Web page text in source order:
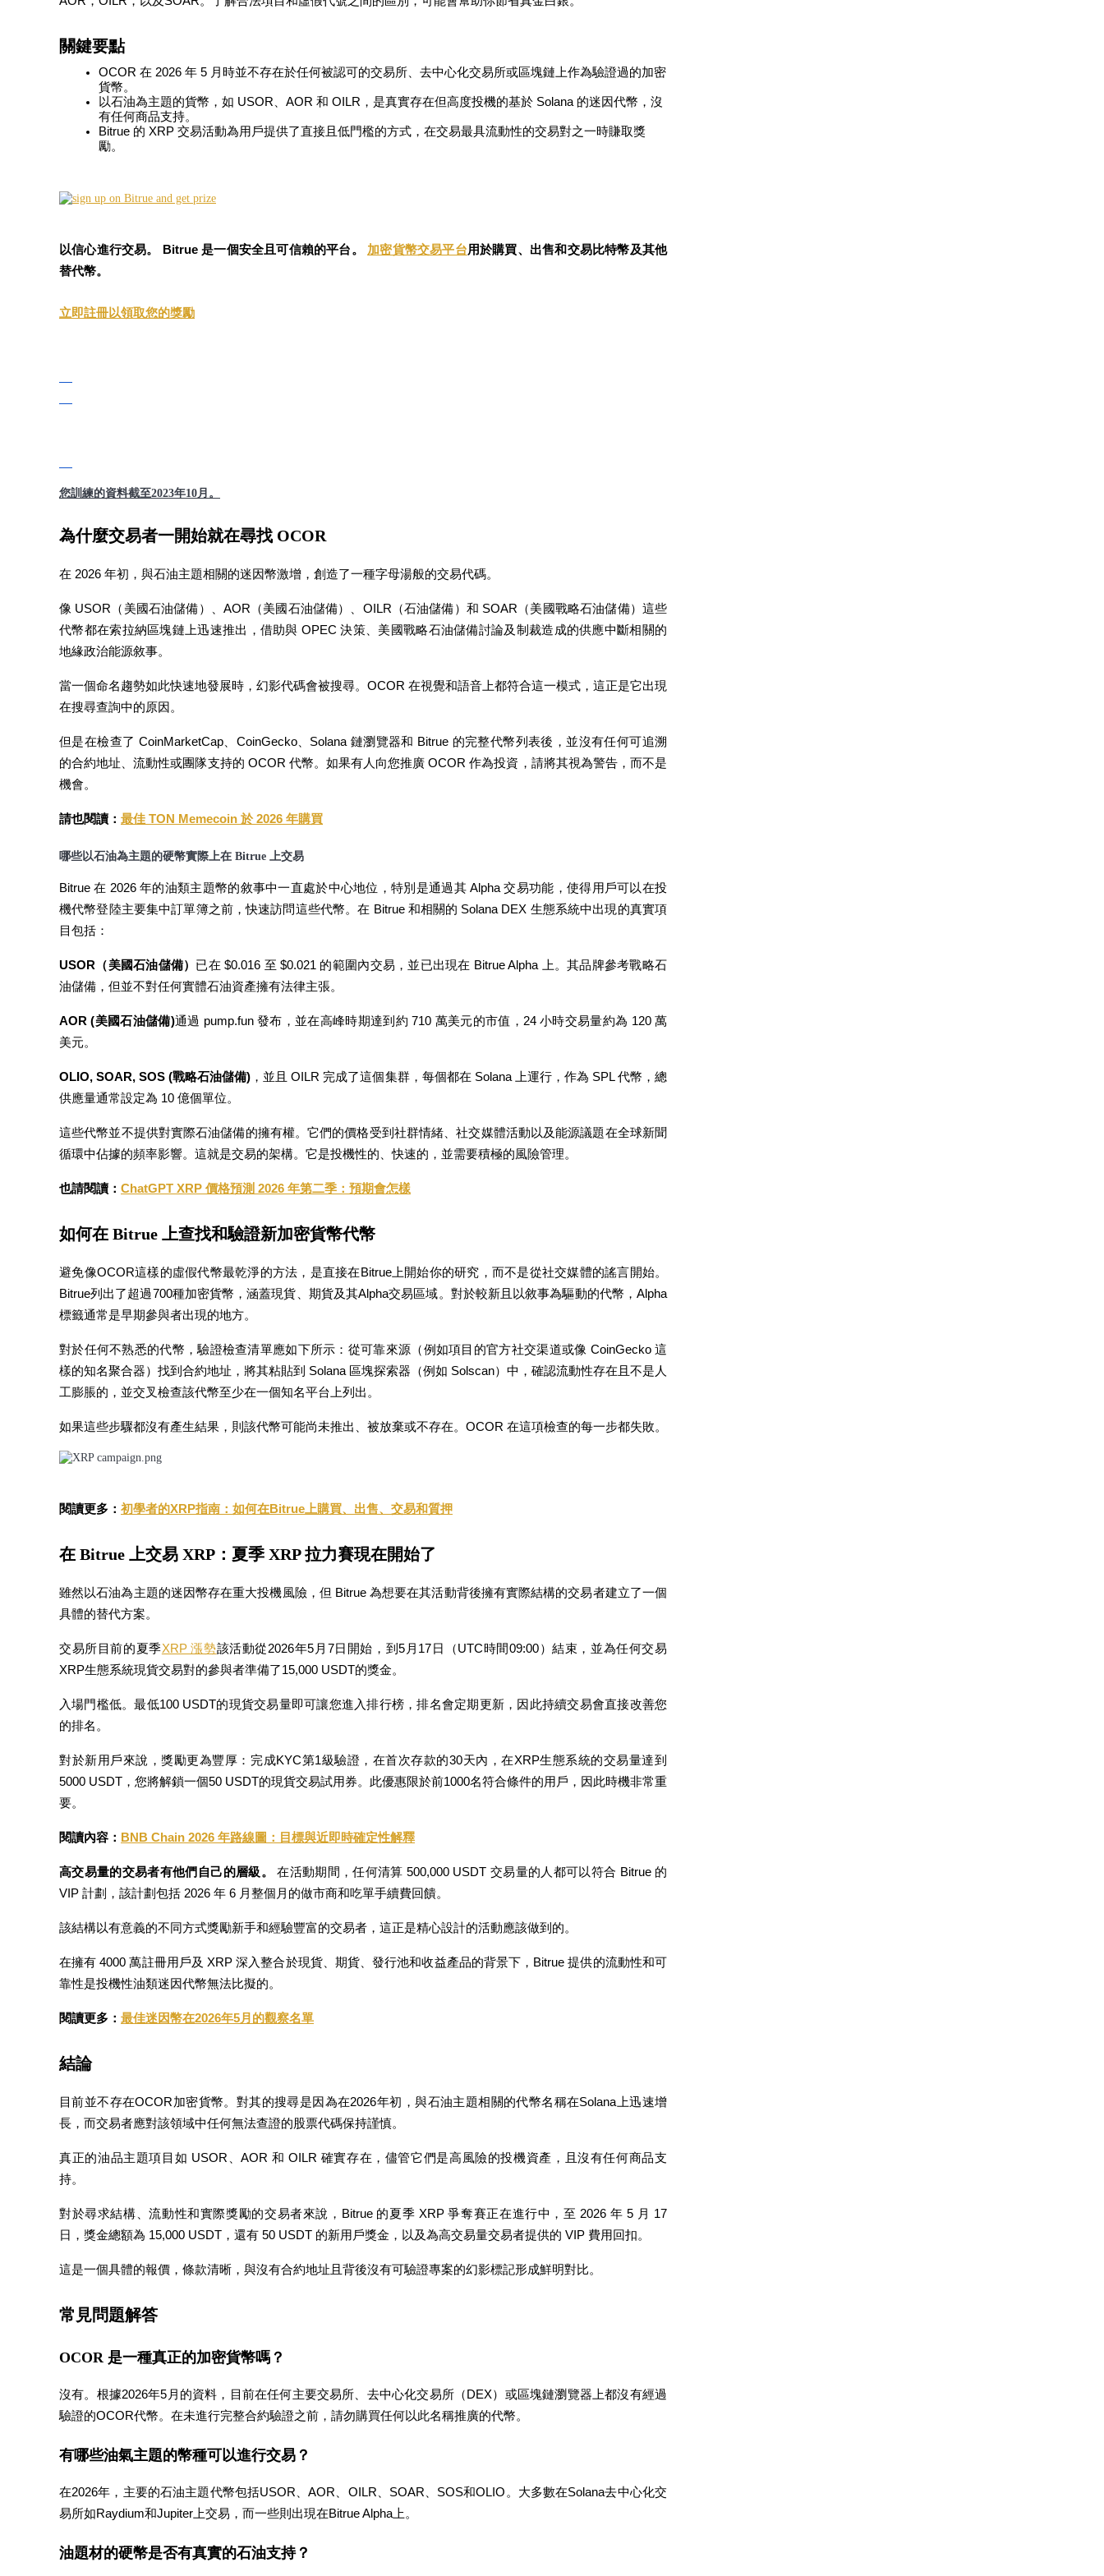
幣本位永續
以數字貨幣為保證金的永續合約
USDC永續
與頂尖交易專家同行
成為跟單交易員
坐享盈利分成和跟單分傭
合約資訊
包含交易情況等的大數據分析
合約指南
交易策略
學習如何保持盈利
增值寶
使您的資產穩定增值
機槍池
一鍵質押鎖定高收益
Launchpool
活期質押獲得熱門資產
輕鬆獲得多重福利
借貸數字貨幣，及時且安全的服務
關鍵要點
OCOR 在 2026 年 5 月時並不存在於任何被認可的交易所、去中心化交易所或區塊鏈上作為驗證過的加密
貨幣。
以石油為主題的貨幣，如 USOR、AOR 和 OILR，是真實存在但高度投機的基於 Solana 的迷因代幣，沒
有任何商品支持。
Bitrue 的 XRP 交易活動為用戶提供了直接且低門檻的方式，在交易最具流動性的交易對之一時賺取獎
勵。
以信心進行交易。 Bitrue 是一個安全且可信賴的平台。 加密貨幣交易平台用於購買、出售和交易比特幣及其他
替代幣。
立即註冊以領取您的獎勵
您訓練的資料截至2023年10月。
為什麼交易者一開始就在尋找 OCOR
在 2026 年初，與石油主題相關的迷因幣激增，創造了一種字母湯般的交易代碼。
像 USOR（美國石油儲備）、AOR（美國石油儲備）、OILR（石油儲備）和 SOAR（美國戰略石油儲備）這些
代幣都在索拉納區塊鏈上迅速推出，借助與 OPEC 決策、美國戰略石油儲備討論及制裁造成的供應中斷相關的
地緣政治能源敘事。
當一個命名趨勢如此快速地發展時，幻影代碼會被搜尋。OCOR 在視覺和語音上都符合這一模式，這正是它出現
在搜尋查詢中的原因。
但是在檢查了 CoinMarketCap、CoinGecko、Solana 鏈瀏覽器和 Bitrue 的完整代幣列表後，並沒有任何可追溯
的合約地址、流動性或團隊支持的 OCOR 代幣。如果有人向您推廣 OCOR 作為投資，請將其視為警告，而不是
機會。
請也閱讀： 最佳 TON Memecoin 於 2026 年購買
哪些以石油為主題的硬幣實際上在 Bitrue 上交易
Bitrue 在 2026 年的油類主題幣的敘事中一直處於中心地位，特別是通過其 Alpha 交易功能，使得用戶可以在投
機代幣登陸主要集中訂單簿之前，快速訪問這些代幣。在 Bitrue 和相關的 Solana DEX 生態系統中出現的真實項
目包括：
USOR（美國石油儲備） 已在 $0.016 至 $0.021 的範圍內交易，並已出現在 Bitrue Alpha 上。其品牌參考戰略石
油儲備，但並不對任何實體石油資產擁有法律主張。
AOR (美國石油儲備)通過 pump.fun 發布，並在高峰時期達到約 710 萬美元的市值，24 小時交易量約為 120 萬
美元。
OLIO, SOAR, SOS (戰略石油儲備) ，並且 OILR 完成了這個集群，每個都在 Solana 上運行，作為 SPL 代幣，總
供應量通常設定為 10 億個單位。
這些代幣並不提供對實際石油儲備的擁有權。它們的價格受到社群情緒、社交媒體活動以及能源議題在全球新聞
循環中佔據的頻率影響。這就是交易的架構。它是投機性的、快速的，並需要積極的風險管理。
也請閱讀： ChatGPT XRP 價格預測 2026 年第二季：預期會怎樣
如何在 Bitrue 上查找和驗證新加密貨幣代幣
避免像OCOR這樣的虛假代幣最乾淨的方法，是直接在Bitrue上開始你的研究，而不是從社交媒體的謠言開始。
Bitrue列出了超過700種加密貨幣，涵蓋現貨、期貨及其Alpha交易區域。對於較新且以敘事為驅動的代幣，Alpha
標籤通常是早期參與者出現的地方。
對於任何不熟悉的代幣，驗證檢查清單應如下所示：從可靠來源（例如項目的官方社交渠道或像 CoinGecko 這
樣的知名聚合器）找到合約地址，將其粘貼到 Solana 區塊探索器（例如 Solscan）中，確認流動性存在且不是人
工膨脹的，並交叉檢查該代幣至少在一個知名平台上列出。
如果這些步驟都沒有產生結果，則該代幣可能尚未推出、被放棄或不存在。OCOR 在這項檢查的每一步都失敗。
閱讀更多： 初學者的XRP指南：如何在Bitrue上購買、出售、交易和質押
在 Bitrue 上交易 XRP：夏季 XRP 拉力賽現在開始了
雖然以石油為主題的迷因幣存在重大投機風險，但 Bitrue 為想要在其活動背後擁有實際結構的交易者建立了一個
具體的替代方案。
交易所目前的夏季XRP 漲勢該活動從2026年5月7日開始，到5月17日（UTC時間09:00）結束，並為任何交易
XRP生態系統現貨交易對的參與者準備了15,000 USDT的獎金。
入場門檻低。最低100 USDT的現貨交易量即可讓您進入排行榜，排名會定期更新，因此持續交易會直接改善您
的排名。
對於新用戶來說，獎勵更為豐厚：完成KYC第1級驗證，在首次存款的30天內，在XRP生態系統的交易量達到
5000 USDT，您將解鎖一個50 USDT的現貨交易試用券。此優惠限於前1000名符合條件的用戶，因此時機非常重
要。
閱讀內容： BNB Chain 2026 年路線圖：目標與近即時確定性解釋
高交易量的交易者有他們自己的層級。
在活動期間，任何清算 500,000 USDT 交易量的人都可以符合 Bitrue 的
VIP 計劃，該計劃包括 2026 年 6 月整個月的做市商和吃單手續費回饋。
該結構以有意義的不同方式獎勵新手和經驗豐富的交易者，這正是精心設計的活動應該做到的。
在擁有 4000 萬註冊用戶及 XRP 深入整合於現貨、期貨、發行池和收益產品的背景下，Bitrue 提供的流動性和可
靠性是投機性油類迷因代幣無法比擬的。
閱讀更多： 最佳迷因幣在2026年5月的觀察名單
結論
目前並不存在OCOR加密貨幣。對其的搜尋是因為在2026年初，與石油主題相關的代幣名稱在Solana上迅速增
長，而交易者應對該領域中任何無法查證的股票代碼保持謹慎。
真正的油品主題項目如 USOR、AOR 和 OILR 確實存在，儘管它們是高風險的投機資產，且沒有任何商品支
持。
對於尋求結構、流動性和實際獎勵的交易者來說，Bitrue 的夏季 XRP 爭奪賽正在進行中，至 2026 年 5 月 17
日，獎金總額為 15,000 USDT，還有 50 USDT 的新用戶獎金，以及為高交易量交易者提供的 VIP 費用回扣。
這是一個具體的報價，條款清晰，與沒有合約地址且背後沒有可驗證專案的幻影標記形成鮮明對比。
常見問題解答
OCOR 是一種真正的加密貨幣嗎？
沒有。根據2026年5月的資料，目前在任何主要交易所、去中心化交易所（DEX）或區塊鏈瀏覽器上都沒有經過
驗證的OCOR代幣。在未進行完整合約驗證之前，請勿購買任何以此名稱推廣的代幣。
有哪些油氣主題的幣種可以進行交易？
在2026年，主要的石油主題代幣包括USOR、AOR、OILR、SOAR、SOS和OLIO。大多數在Solana去中心化交
易所如Raydium和Jupiter上交易，而一些則出現在Bitrue Alpha上。
油題材的硬幣是否有真實的石油支持？